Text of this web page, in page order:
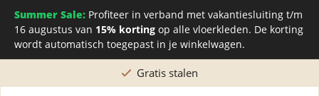
Summer Sale: Profiteer in verband met vakantiesluiting t/m
16 augustus van 15% korting op alle vloerkleden. De korting
wordt automatisch toegepast in je winkelwagen.
Gratis stalen